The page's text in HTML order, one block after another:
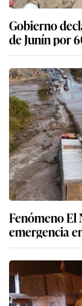
Gobierno
de Junín por
Fenómeno El
emergencia